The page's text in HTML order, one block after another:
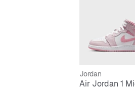
Jordan